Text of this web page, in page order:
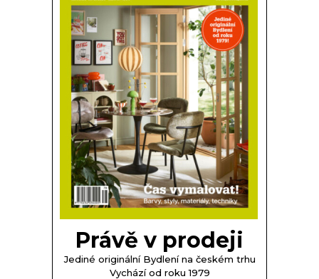
Právě v prodeji
Jediné originální Bydlení na českém trhu
Vychází od roku 1979